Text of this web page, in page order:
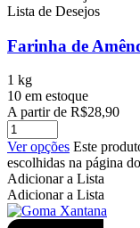
Lista de Desejos
Farinha de
1 kg
10 em estoque
A partir de R$28,90
Ver opções Este
escolhidas na página
Adicionar a Lista
Adicionar a Lista